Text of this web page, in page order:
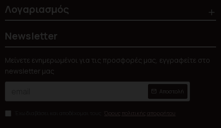
Λογαριασμός
Newsletter
Μείνετε ενημερωμένοι για τις προσφορές μας, εγγραφείτε στο
newsletter μας
Αποστολή
Όρους πολιτικής απορρήτου